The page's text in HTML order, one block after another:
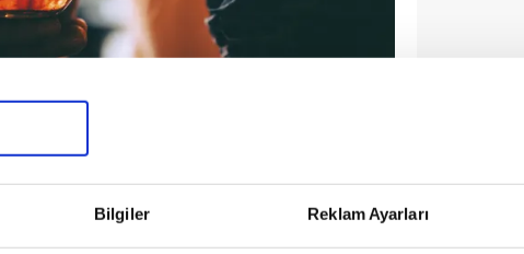
Bilgiler Reklam Ayarları
TAKIMI
alışkın olan turistler, Türkiye'de
kanı çayı tattıktan sonra bu ritüelin